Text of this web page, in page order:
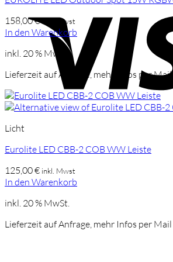
158,00€ inkl. Mwst
In den Warenkorb
inkl. 20 % MwSt.
Lieferzeit auf Anfrage, mehr Infos per Mail
Licht
Eurolite LED CBB-2 COB WW Leiste
125,00€ inkl. Mwst
In den Warenkorb
inkl. 20 % MwSt.
Lieferzeit auf Anfrage, mehr Infos per